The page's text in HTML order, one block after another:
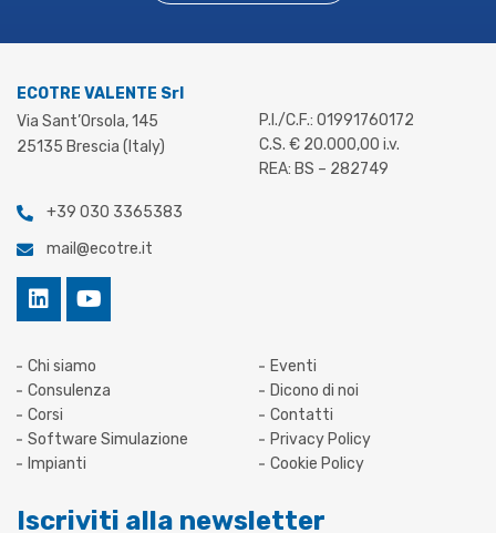
ECOTRE VALENTE Srl
Via Sant’Orsola, 145
25135 Brescia (Italy)
+39 030 3365383
mail@ecotre.it
P.I./C.F.: 01991760172
C.S. € 20.000,00 i.v.
REA: BS – 282749
Chi siamo
Consulenza
Corsi
Software Simulazione
Impianti
Eventi
Dicono di noi
Contatti
Privacy Policy
Cookie Policy
Iscriviti alla newsletter